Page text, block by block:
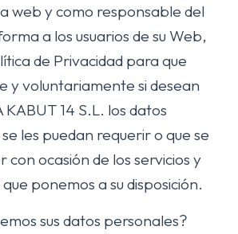
web y como responsable del
a los usuarios de su Web,
de Privacidad para que
y voluntariamente si desean
14 S.L. los datos
les puedan requerir o que se
ocasión de los servicios y
ponemos a su disposición.
sus datos personales?